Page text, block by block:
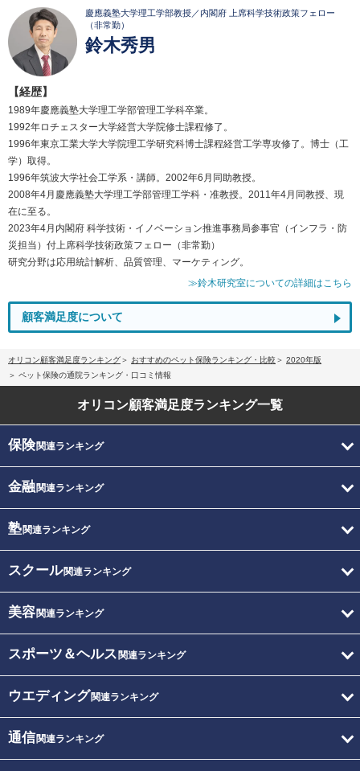
慶應義塾大学理工学部教授／内閣府 上席科学技術政策フェロー
（非常勤）
鈴木秀男
【経歴】
1989年慶應義塾大学理工学部管理工学科卒業。
1992年ロチェスター大学経営大学院修士課程修了。
1996年東京工業大学大学院理工学研究科博士課程経営工学専攻修了。博士（工
学）取得。
1996年筑波大学社会工学系・講師。2002年6月同助教授。
2008年4月慶應義塾大学理工学部管理工学科・准教授。2011年4月同教授、現
在に至る。
2023年4月内閣府 科学技術・イノベーション推進事務局参事官（インフラ・防
災担当）付上席科学技術政策フェロー（非常勤）
研究分野は応用統計解析、品質管理、マーケティング。
≫鈴木研究室についての詳細はこちら
顧客満足度について
オリコン顧客満足度ランキング おすすめのペット保険ランキング・比較
2020年版
ペット保険の通院ランキング・口コミ情報
オリコン顧客満足度ランキング一覧
保険関連ランキング
金融関連ランキング
塾関連ランキング
スクール関連ランキング
美容関連ランキング
スポーツ＆ヘルス 関連ランキング
ウエディング関連ランキング
通信関連ランキング